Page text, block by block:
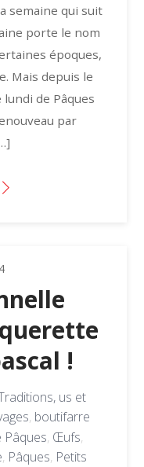
semaine qui suit
porte le nom
époques,
Mais depuis le
de Pâques
par
!
us et
, boutifarre
Pâques, Œufs,
, Pâques, Petits